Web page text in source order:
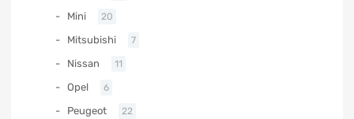
Mini 20
Mitsubishi 7
Nissan 11
Opel 6
Peugeot 22